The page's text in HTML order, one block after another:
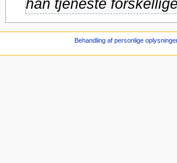
han tjeneste
Behandling af personlige